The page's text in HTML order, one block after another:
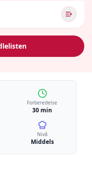
Forberedelse
30 min
Nivå
Middels